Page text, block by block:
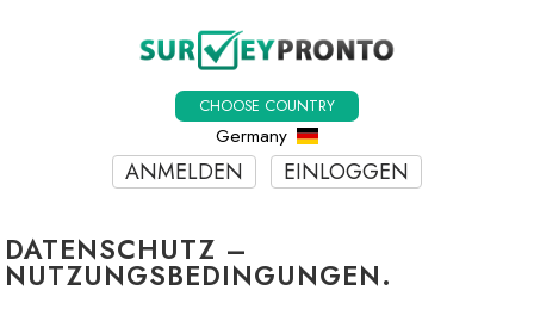
CHOOSE COUNTRY
Germany
ANMELDEN EINLOGGEN
DATENSCHUTZ –
NUTZUNGSBEDINGUNGEN.